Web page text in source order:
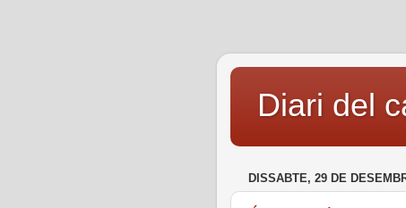
Diari del
DISSABTE, 29 DE